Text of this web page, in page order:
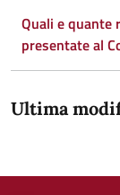
Quali e quante
presentate al
Ultima